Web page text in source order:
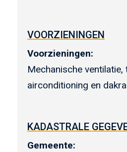
VOORZIENINGEN
Voorzieningen:
Mechanische ventilatie,
airconditioning en
KADASTRALE
Gemeente: